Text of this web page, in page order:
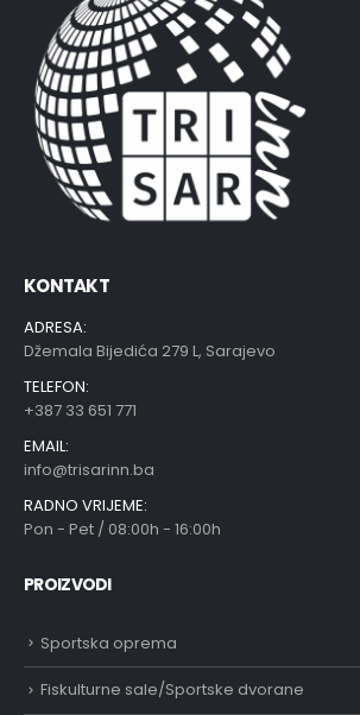
KONTAKT
ADRESA:
Džemala Bijedića 279 L, Sarajevo
TELEFON:
+387 33 651 771
EMAIL:
info@trisarinn.ba
RADNO VRIJEME:
Pon - Pet / 08:00h - 16:00h
PROIZVODI
Sportska oprema
Fiskulturne sale/Sportske dvorane